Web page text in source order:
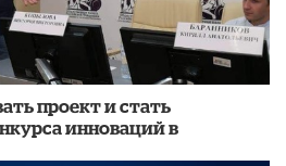
проект и стать
инноваций в